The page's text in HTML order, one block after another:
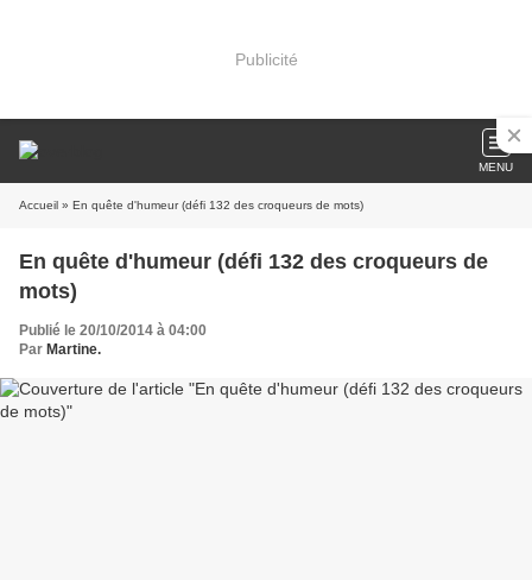
Publicité
MENU
Accueil » En quête d'humeur (défi 132 des croqueurs de mots)
En quête d'humeur (défi 132 des croqueurs de
mots)
Publié le 20/10/2014 à 04:00
Par Martine.